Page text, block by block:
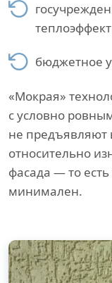
бюджетное
«Мокрая»
с условно
не предъявляют
относительно
фасада — то
минимален.